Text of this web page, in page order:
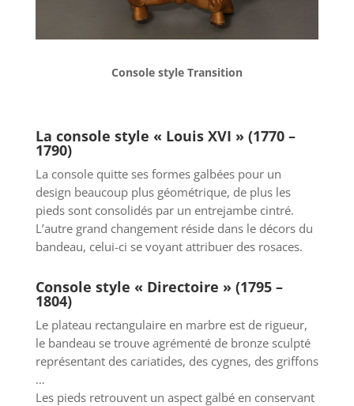
Console style Transition
La console style « Louis XVI » (1770 –
1790)
La console quitte ses formes galbées pour un
design beaucoup plus géométrique, de plus les
pieds sont consolidés par un entrejambe cintré.
L’autre grand changement réside dans le décors du
bandeau, celui-ci se voyant attribuer des rosaces.
Console style « Directoire » (1795 –
1804)
Le plateau rectangulaire en marbre est de rigueur,
le bandeau se trouve agrémenté de bronze sculpté
représentant des cariatides, des cygnes, des griffons
…
Les pieds retrouvent un aspect galbé en conservant